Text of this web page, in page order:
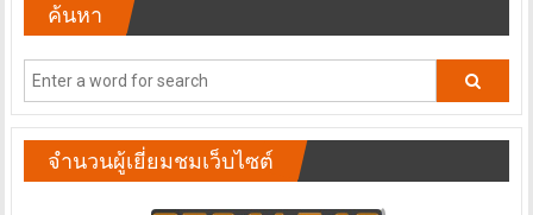
ค้นหา
จำนวนผู้เยี่ยมชมเว็บไซต์